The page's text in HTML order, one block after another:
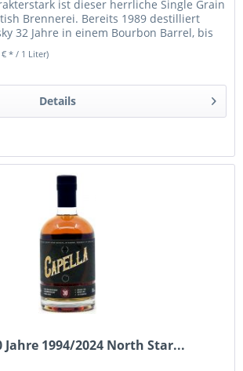
ist dieser herrliche Single Grain
Brennerei. Bereits 1989 destilliert
32 Jahre in einem Bourbon Barrel, bis
€ * / 1 Liter)
Details
1994/2024 North Star...